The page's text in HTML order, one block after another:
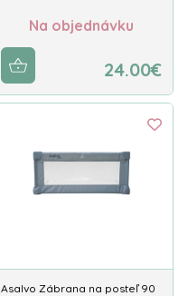
Na objednávku
24.00€
Asalvo Zábrana na posteľ 90